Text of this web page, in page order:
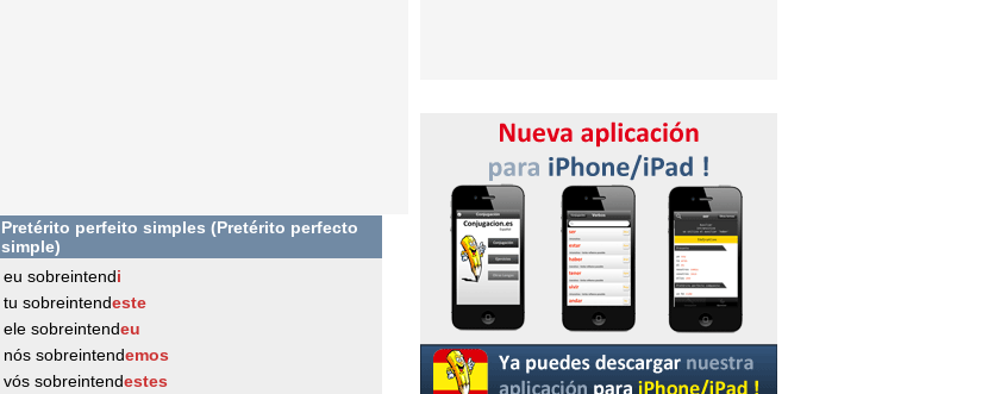
Pretérito perfeito simples (Pretérito perfecto
simple)
eu sobreintendi
tu sobreintendeste
ele sobreintendeu
nós sobreintendemos
vós sobreintendestes